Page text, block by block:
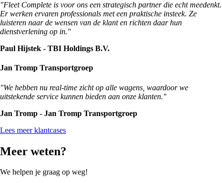
"Fleet Complete is voor ons een strategisch partner die echt meedenkt.
Er werken ervaren professionals met een praktische insteek. Ze
luisteren naar de wensen van de klant en richten daar hun
dienstverlening op in."
Paul Hijstek - TBI Holdings B.V.
Jan Tromp Transportgroep
"We hebben nu real-time zicht op alle wagens, waardoor we
uitstekende service kunnen bieden aan onze klanten."
Jan Tromp - Jan Tromp Transportgroep
Lees meer klantcases
Meer weten?
We helpen je graag op weg!